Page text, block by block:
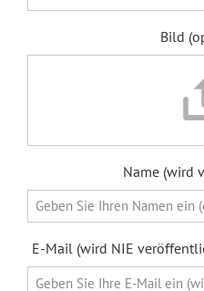
Bild
Name (wird
E-Mail (wird NIE